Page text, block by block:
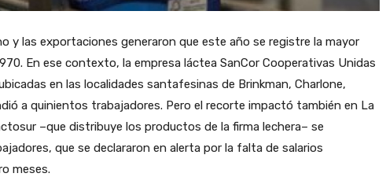
y las exportaciones generaron que este año se registre la mayor
En ese contexto, la empresa láctea SanCor Cooperativas Unidas
en las localidades santafesinas de Brinkman, Charlone,
a quinientos trabajadores. Pero el recorte impactó también en La
–que distribuye los productos de la firma lechera– se
que se declararon en alerta por la falta de salarios
meses.